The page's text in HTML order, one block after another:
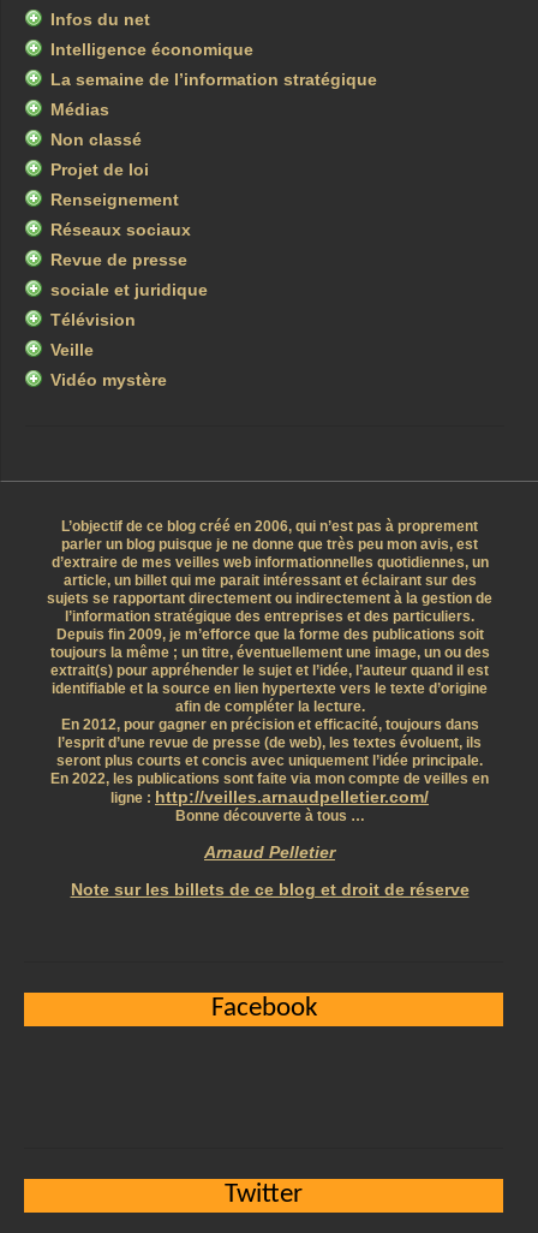
Infos du net
Intelligence économique
La semaine de l’information stratégique
Médias
Non classé
Projet de loi
Renseignement
Réseaux sociaux
Revue de presse
sociale et juridique
Télévision
Veille
Vidéo mystère
L’objectif de ce blog créé en 2006, qui n’est pas à proprement
parler un blog puisque je ne donne que très peu mon avis, est
d’extraire de mes veilles web informationnelles quotidiennes, un
article, un billet qui me parait intéressant et éclairant sur des
sujets se rapportant directement ou indirectement à la gestion de
l’information stratégique des entreprises et des particuliers.
Depuis fin 2009, je m’efforce que la forme des publications soit
toujours la même ; un titre, éventuellement une image, un ou des
extrait(s) pour appréhender le sujet et l’idée, l’auteur quand il est
identifiable et la source en lien hypertexte vers le texte d’origine
afin de compléter la lecture.
En 2012, pour gagner en précision et efficacité, toujours dans
l’esprit d’une revue de presse (de web), les textes évoluent, ils
seront plus courts et concis avec uniquement l’idée principale.
En 2022, les publications sont faite via mon compte de veilles en
ligne : http://veilles.arnaudpelletier.com/
Bonne découverte à tous …
Arnaud Pelletier
Note sur les billets de ce blog et droit de réserve
Facebook
Twitter